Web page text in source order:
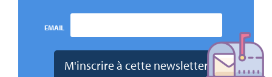
EMAIL